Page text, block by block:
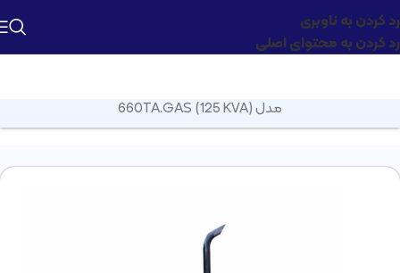
رد کردن به ناوبری
رد کردن به محتوای اصلی
مدل 660TA.GAS (125 KVA)